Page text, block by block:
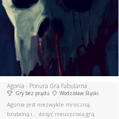
Agonia - Ponura Gra Fabularna
Gry bez prądu Wodzisław Śląski
Agonia jest niezwykle mroczną,
brutalną i... dosyć nieuczciwą grą